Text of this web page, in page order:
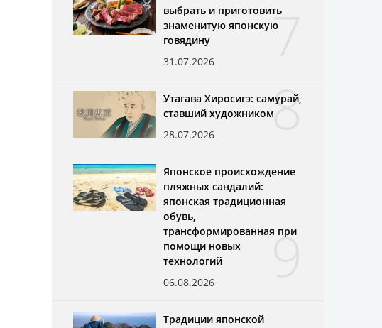
7
выбрать и приготовить
знаменитую японскую
говядину
31.07.2026
8
Утагава Хиросигэ: самурай,
ставший художником
28.07.2026
9
Японское происхождение
пляжных сандалий:
японская традиционная
обувь,
трансформированная при
помощи новых
технологий
06.08.2026
Традиции японской